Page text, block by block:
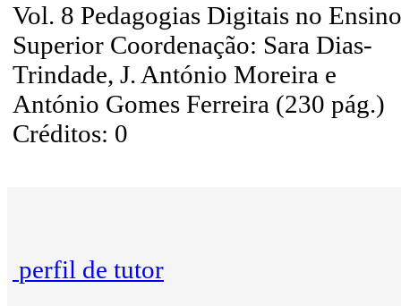
Vol. 8 Pedagogias Digitais no Ensino
Superior Coordenação: Sara Dias-
Trindade, J. António Moreira e
António Gomes Ferreira (230 pág.)
Créditos: 0
perfil de tutor